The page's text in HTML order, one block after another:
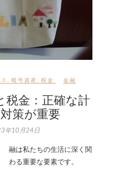
暗号資産 税金 金融
税金：正確な計
策が重要
年10月24日
わる重要な要素です。